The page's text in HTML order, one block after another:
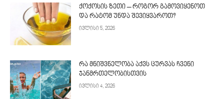
ქოქოსის ზეთი – როგორ გამოვიყენოთ
და რატომ უნდა შევიყვაროთ?
ივლისი 5, 2026
რა მნიშვნელობა აქვს ცურვას ჩვენი
ჯანმრთელობისთვის
ივლისი 4, 2026